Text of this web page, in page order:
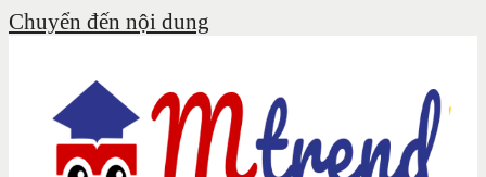
Chuyển đến nội dung